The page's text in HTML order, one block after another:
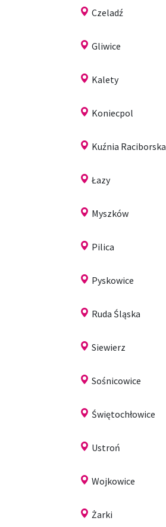
Czeladź
Gliwice
Kalety
Koniecpol
Kuźnia Raciborska
Łazy
Myszków
Pilica
Pyskowice
Ruda Śląska
Siewierz
Sośnicowice
Świętochłowice
Ustroń
Wojkowice
Żarki